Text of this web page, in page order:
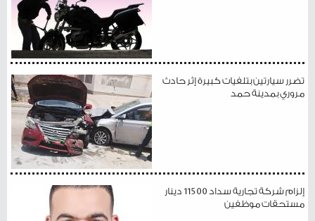
تضرر سيارتين بتلفيات كبيرة إثر حادث
مروري بمدينة حمد
إلزام شركة تجارية سداد 11500 دينار
مستحقات موظفين